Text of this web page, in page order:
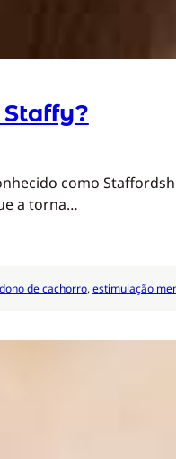
Staffy?
como
a torna…
dono de cachorro, estimulação